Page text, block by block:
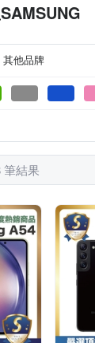
其他品牌
筆結果